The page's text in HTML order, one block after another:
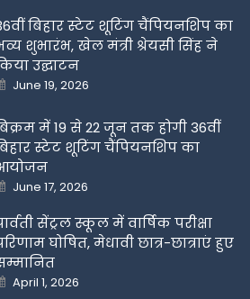
बिहार स्टेट शूटिंग चैंपियनशिप का
शुभारंभ, खेल मंत्री श्रेयसी सिंह ने
उद्घाटन
Posted
on
June 19, 2026
में 19 से 22 जून तक होगी 36वीं
स्टेट शूटिंग चैंपियनशिप का
Posted
on
June 17, 2026
सेंट्रल स्कूल में वार्षिक परीक्षा
घोषित, मेधावी छात्र-छात्राएं हुए
Posted
on
April 1, 2026